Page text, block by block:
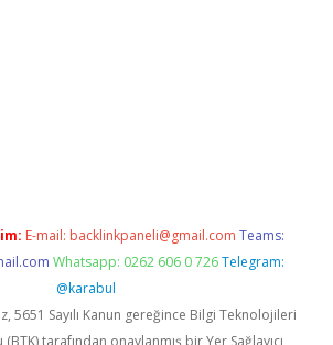
E-mail: backlinkpaneli@gmail.com Teams:
Whatsapp: 0262 606 0 726 Telegram:
@karabul
5651 Sayılı Kanun gereğince Bilgi Teknolojileri
tarafından onaylanmış bir Yer Sağlayıcı